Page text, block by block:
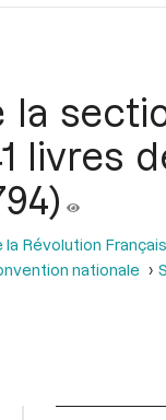
la
livres
Révolution
nationale